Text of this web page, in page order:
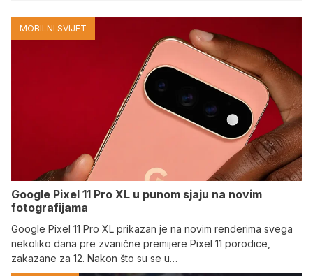
MOBILNI SVIJET
Google Pixel 11 Pro XL u punom sjaju na novim
fotografijama
Google Pixel 11 Pro XL prikazan je na novim renderima svega
nekoliko dana pre zvanične premijere Pixel 11 porodice,
zakazane za 12. Nakon što su se u…